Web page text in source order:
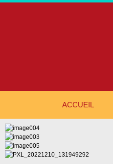
ACCUEIL